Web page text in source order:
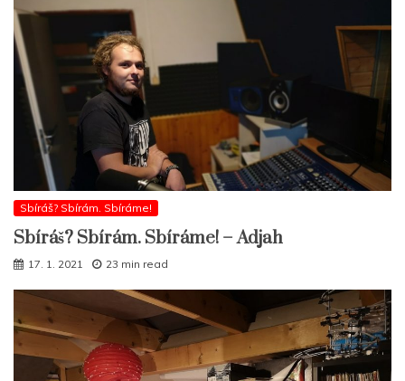
Sbíráš? Sbírám. Sbíráme!
Sbíráš? Sbírám. Sbíráme! – Adjah
17. 1. 2021 23 min read